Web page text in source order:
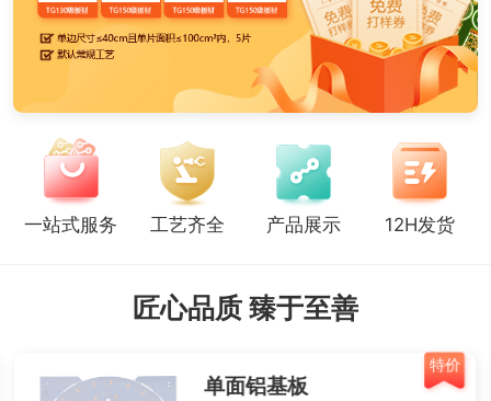
一站式服务 工艺齐全 产品展示 12H发货
匠心品质 臻于至善
特价
单面铝基板